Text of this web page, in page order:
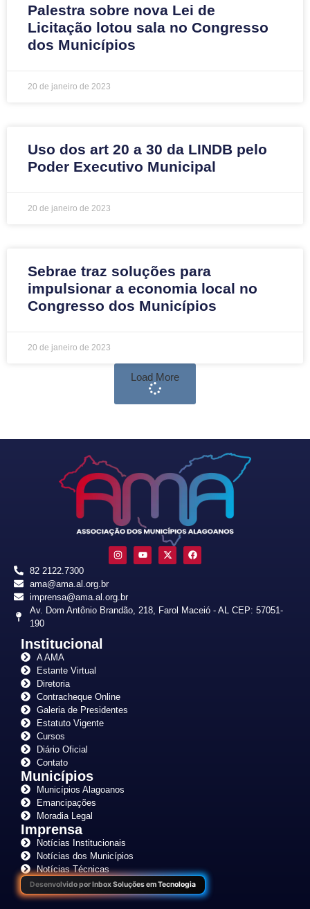
Palestra sobre nova Lei de
Licitação lotou sala no Congresso
dos Municípios
20 de janeiro de 2023
Uso dos art 20 a 30 da LINDB pelo
Poder Executivo Municipal
20 de janeiro de 2023
Sebrae traz soluções para
impulsionar a economia local no
Congresso dos Municípios
20 de janeiro de 2023
Load More
82 2122.7300
ama@ama.al.org.br
imprensa@ama.al.org.br
Av. Dom Antônio Brandão, 218, Farol Maceió - AL CEP: 57051-
190
Institucional
A AMA
Estante Virtual
Diretoria
Contracheque Online
Galeria de Presidentes
Estatuto Vigente
Cursos
Diário Oficial
Contato
Municípios
Municípios Alagoanos
Emancipações
Moradia Legal
Imprensa
Notícias Institucionais
Notícias dos Municípios
Notícias Técnicas
Desenvolvido por Inbox Soluções em Tecnologia